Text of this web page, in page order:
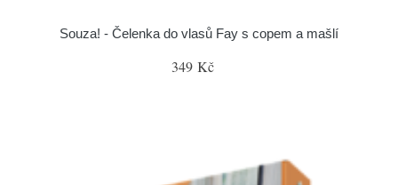
Souza! - Čelenka do vlasů Fay s copem a mašlí
349 Kč